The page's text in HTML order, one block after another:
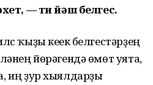
— ти йәш белгес.
ҡыҙы кеүек белгестәрҙең
йөрәгендә өмөт уята,
иң ҙур хыялдарҙы